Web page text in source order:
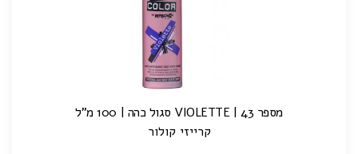
מספר 43 | VIOLETTE סגול כהה | 100 מ"ל
קרייזי קולור